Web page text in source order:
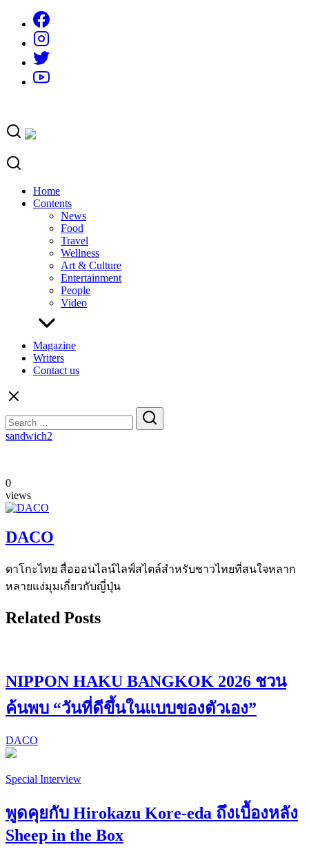
content
Home
Contents
News
Food
Travel
Wellness
Art & Culture
Entertainment
People
Video
Magazine
Writers
Contact us
for:
sandwich2
0
views
DACO
ดาโกะไทย สื่อออนไลน์ไลฟ์สไตล์สำหรับชาวไทยที่สนใจหลาก
หลายแง่มุมเกี่ยวกับญี่ปุ่น
Related Posts
NIPPON HAKU BANGKOK 2026 ชวน
ค้นพบ “วันที่ดีขึ้นในแบบของตัวเอง”
DACO
Special Interview
พูดคุยกับ Hirokazu Kore-eda ถึงเบื้องหลัง
Sheep in the Box